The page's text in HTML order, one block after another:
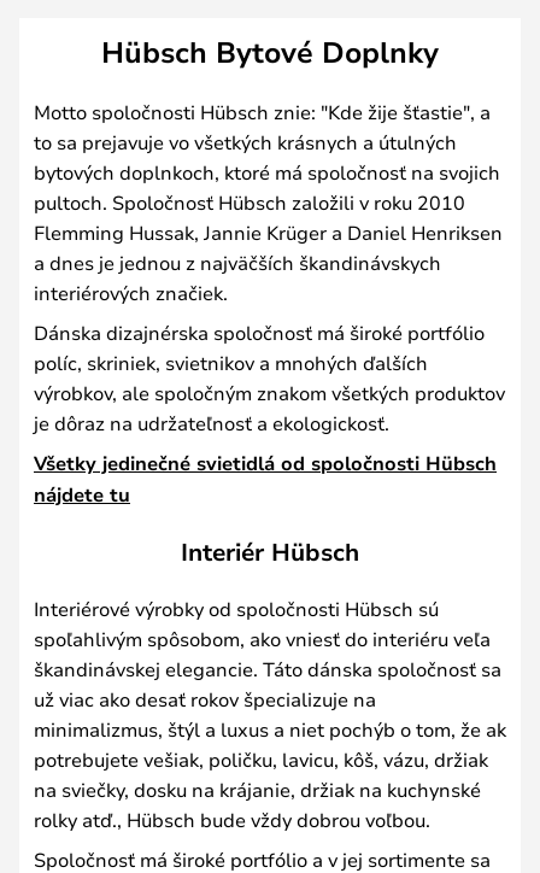
Hübsch Bytové Doplnky
Motto spoločnosti Hübsch znie: "Kde žije šťastie", a
to sa prejavuje vo všetkých krásnych a útulných
bytových doplnkoch, ktoré má spoločnosť na svojich
pultoch. Spoločnosť Hübsch založili v roku 2010
Flemming Hussak, Jannie Krüger a Daniel Henriksen
a dnes je jednou z najväčších škandinávskych
interiérových značiek.
Dánska dizajnérska spoločnosť má široké portfólio
políc, skriniek, svietnikov a mnohých ďalších
výrobkov, ale spoločným znakom všetkých produktov
je dôraz na udržateľnosť a ekologickosť.
Všetky jedinečné svietidlá od spoločnosti Hübsch
nájdete tu
Interiér Hübsch
Interiérové výrobky od spoločnosti Hübsch sú
spoľahlivým spôsobom, ako vniesť do interiéru veľa
škandinávskej elegancie. Táto dánska spoločnosť sa
už viac ako desať rokov špecializuje na
minimalizmus, štýl a luxus a niet pochýb o tom, že ak
potrebujete vešiak, poličku, lavicu, kôš, vázu, držiak
na sviečky, dosku na krájanie, držiak na kuchynské
rolky atď., Hübsch bude vždy dobrou voľbou.
Spoločnosť má široké portfólio a v jej sortimente sa